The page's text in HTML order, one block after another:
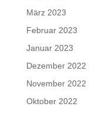
März 2023
Februar 2023
Januar 2023
Dezember 2022
November 2022
Oktober 2022